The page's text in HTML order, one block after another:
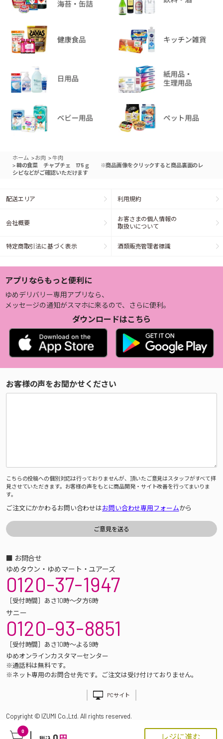
0
レジに進む
ホーム >お肉 >牛肉
>韓の食菜 チャプチェ 175ｇ ※商品画像をクリックすると商品裏面のレ
シピなどがご確認いただけます
配送エリア 利用規約
会社概要
お客さまの個人情報の
取扱いについて
特定商取引法に基づく表示 酒類販売管理者標識
アプリならもっと便利に
ゆめデリバリー専用アプリなら、
メッセージの通知がスマホに来るので、さらに便利。
ダウンロードはこちら
お客様の声をお聞かせください
こちらの投稿への個別対応は行っておりませんが、頂いたご意見はスタッフがすべて拝
見させていただきます。お客様の声をもとに商品開発・サイト改善を行ってまいりま
す。
ご注文にかかわるお問い合わせはお問い合わせ専用フォームから
■ お問合せ
ゆめタウン・ゆめマート・ユアーズ
0120-37-1947
［受付時間］あさ10時～夕方6時
サニー
0120-93-8851
［受付時間］あさ10時～よる9時
ゆめオンラインカスタマーセンター
※通話料は無料です。
※ネット専用のお問合せ先です。ご注文は受け付けておりません。
PCサイト
Copyright © IZUMI Co.,Ltd. All rights reserved.